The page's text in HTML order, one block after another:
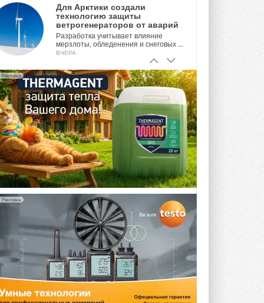
Для Арктики создали
технологию защиты
ветрогенераторов от аварий
Разработка учитывает влияние
мерзлоты, обледенения и снеговых ...
ВЧЕРА
Гибридный тепловой насос PV/T
с одним общим испарителем
Исследователи предложили
конструкцию двухисточникового ...
5 АВГУСТА 2026
21-й ежегодный форум
«ЦОД-2026»
Мероприятие пройдет 2-3 сентября в
отеле Radisson Slavyanskaya. Форум
посетит более двух тысяч участников ...
5 АВГУСТА 2026
Китайская Shenling представила
линейку тепловых насосов
«воздух-вода» на R290
Серия ThermaX R290 All-In-One
включает три модели ...
4 АВГУСТА 2026
Тепловые насосы в связке с
солнечной генерацией и
Реклама
Реклама